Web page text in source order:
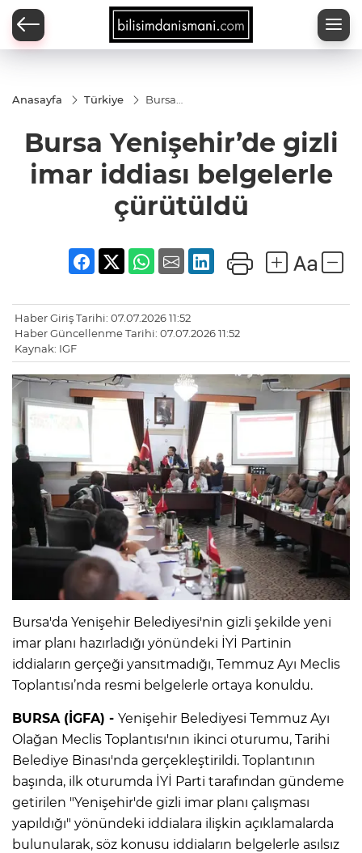
Anasayfa Türkiye
Bursa
iddiası
belgelerle
çürütüldü
Bursa Yenişehir’de gizli
imar iddiası belgelerle
çürütüldü
Haber Giriş Tarihi: 07.07.2026 11:52
Haber Güncellenme Tarihi: 07.07.2026 11:52
Kaynak: IGF
Bursa'da Yenişehir Belediyesi'nin gizli şekilde yeni
imar planı hazırladığı yönündeki İYİ Partinin
iddiaların gerçeği yansıtmadığı, Temmuz Ayı Meclis
Toplantısı’nda resmi belgelerle ortaya konuldu.
BURSA (İGFA) - Yenişehir Belediyesi Temmuz Ayı
Olağan Meclis Toplantısı'nın ikinci oturumu, Tarihi
Belediye Binası'nda gerçekleştirildi. Toplantının
başında, ilk oturumda İYİ Parti tarafından gündeme
getirilen "Yenişehir'de gizli imar planı çalışması
yapıldığı" yönündeki iddialara ilişkin açıklamalarda
bulunularak, söz konusu iddiaların belgelerle asılsız